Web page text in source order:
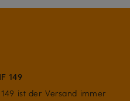
149
ist der Versand immer